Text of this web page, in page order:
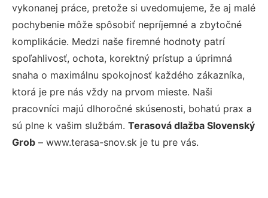
vykonanej práce, pretože si uvedomujeme, že aj malé
pochybenie môže spôsobiť nepríjemné a zbytočné
komplikácie. Medzi naše firemné hodnoty patrí
spoľahlivosť, ochota, korektný prístup a úprimná
snaha o maximálnu spokojnosť každého zákazníka,
ktorá je pre nás vždy na prvom mieste. Naši
pracovníci majú dlhoročné skúsenosti, bohatú prax a
sú plne k vašim službám. Terasová dlažba Slovenský
Grob – www.terasa-snov.sk je tu pre vás.